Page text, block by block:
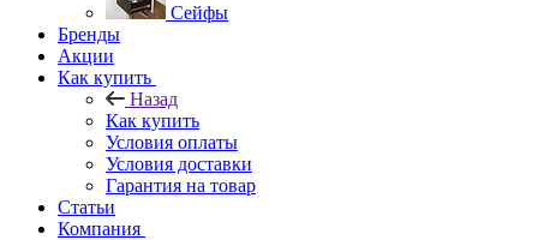
Сейфы
Бренды
Акции
Как купить
Назад
Как купить
Условия оплаты
Условия доставки
Гарантия на товар
Статьи
Компания